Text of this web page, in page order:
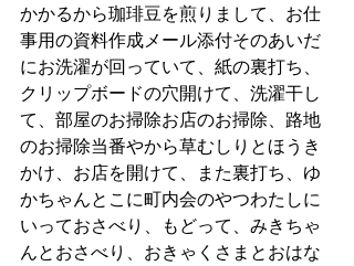
かかるから珈琲豆を煎りまして、お仕
事用の資料作成メール添付そのあいだ
にお洗濯が回っていて、紙の裏打ち、
クリップボードの穴開けて、洗濯干し
て、部屋のお掃除お店のお掃除、路地
のお掃除当番やから草むしりとほうき
かけ、お店を開けて、また裏打ち、ゆ
かちゃんとこに町内会のやつわたしに
いっておさべり、もどって、みきちゃ
んとおさべり、おきゃくさまとおはな